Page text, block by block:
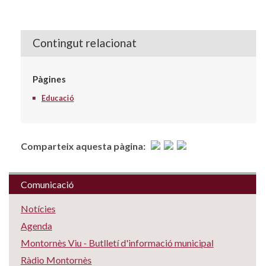
Contingut relacionat
Pàgines
Educació
Comparteix aquesta pàgina:
Comunicació
Notícies
Agenda
Montornès Viu - Butlletí d'informació municipal
Ràdio Montornès